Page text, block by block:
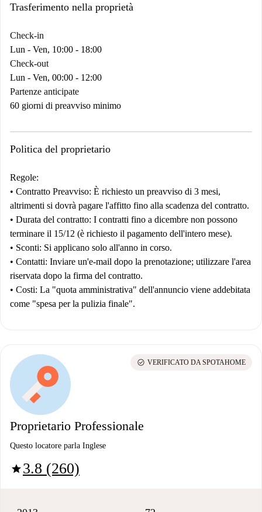
Trasferimento nella proprietà
Check-in
Lun - Ven, 10:00 - 18:00
Check-out
Lun - Ven, 00:00 - 12:00
Partenze anticipate
60 giorni di preavviso minimo
Politica del proprietario
Regole:
• Contratto Preavviso: È richiesto un preavviso di 3 mesi,
altrimenti si dovrà pagare l'affitto fino alla scadenza del contratto.
• Durata del contratto: I contratti fino a dicembre non possono
terminare il 15/12 (è richiesto il pagamento dell'intero mese).
• Sconti: Si applicano solo all'anno in corso.
• Contatti: Inviare un'e-mail dopo la prenotazione; utilizzare l'area
riservata dopo la firma del contratto.
• Costi: La "quota amministrativa" dell'annuncio viene addebitata
come "spesa per la pulizia finale".
Proprietario Professionale
Questo locatore parla Inglese
star3.8 (260)
check_circle VERIFICATO DA SPOTAHOME